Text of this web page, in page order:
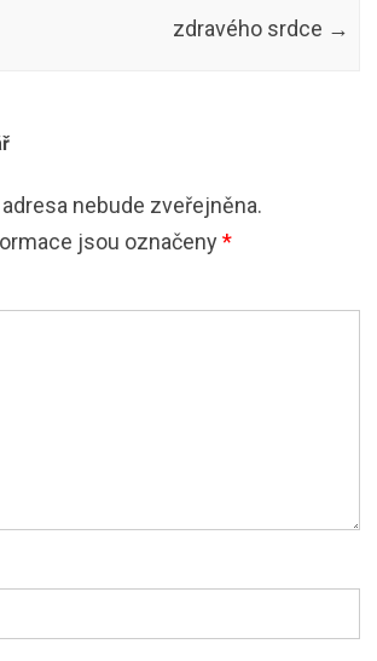
zdravého srdce →
nebude zveřejněna.
jsou označeny*